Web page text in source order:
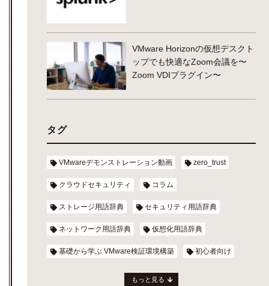
VMware Horizonの仮想デスクト
ップでも快適なZoom会議を〜
Zoom VDIプラグイン〜
タグ
VMwareデモンストレーション動画 zero_trust
クラウドセキュリティ コラム
ストレージ用語辞典 セキュリティ用語辞典
ネットワーク用語辞典 仮想化用語辞典
基礎から学ぶ VMware検証環境構築 初心者向け
もっと見る